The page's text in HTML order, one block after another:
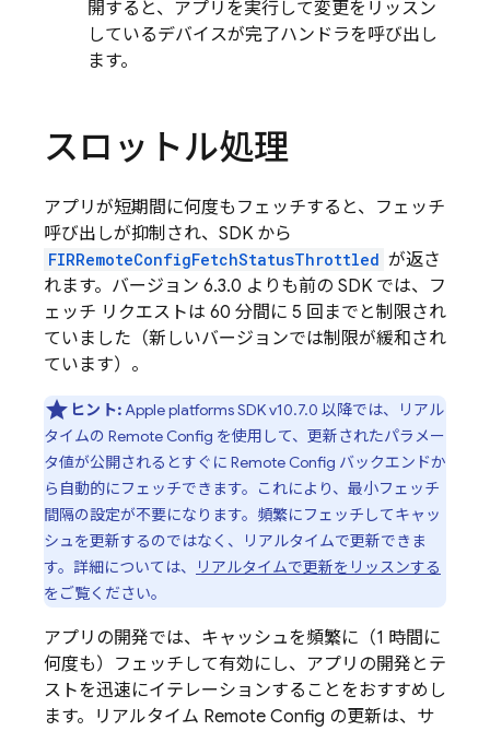
開すると、アプリを実行して変更をリッスン
しているデバイスが完了ハンドラを呼び出し
ます。
スロットル処理
アプリが短期間に何度もフェッチすると、フェッチ
呼び出しが抑制され、SDK から
FIRRemoteConfigFetchStatusThrottled が返さ
れます。バージョン 6.3.0 よりも前の SDK では、フ
ェッチ リクエストは 60 分間に 5 回までと制限され
ていました（新しいバージョンでは制限が緩和され
ています）。
ヒント:Apple platforms SDK v10.7.0 以降では、リアル
タイムの Remote Config を使用して、更新されたパラメー
タ値が公開されるとすぐに Remote Config バックエンドか
ら自動的にフェッチできます。これにより、最小フェッチ
間隔の設定が不要になります。頻繁にフェッチしてキャッ
シュを更新するのではなく、リアルタイムで更新できま
す。詳細については、
リアルタイムで更新をリッスンする
をご覧ください。
アプリの開発では、キャッシュを頻繁に（1 時間に
何度も）フェッチして有効にし、アプリの開発とテ
ストを迅速にイテレーションすることをおすすめし
ます。リアルタイム Remote Config の更新は、サ